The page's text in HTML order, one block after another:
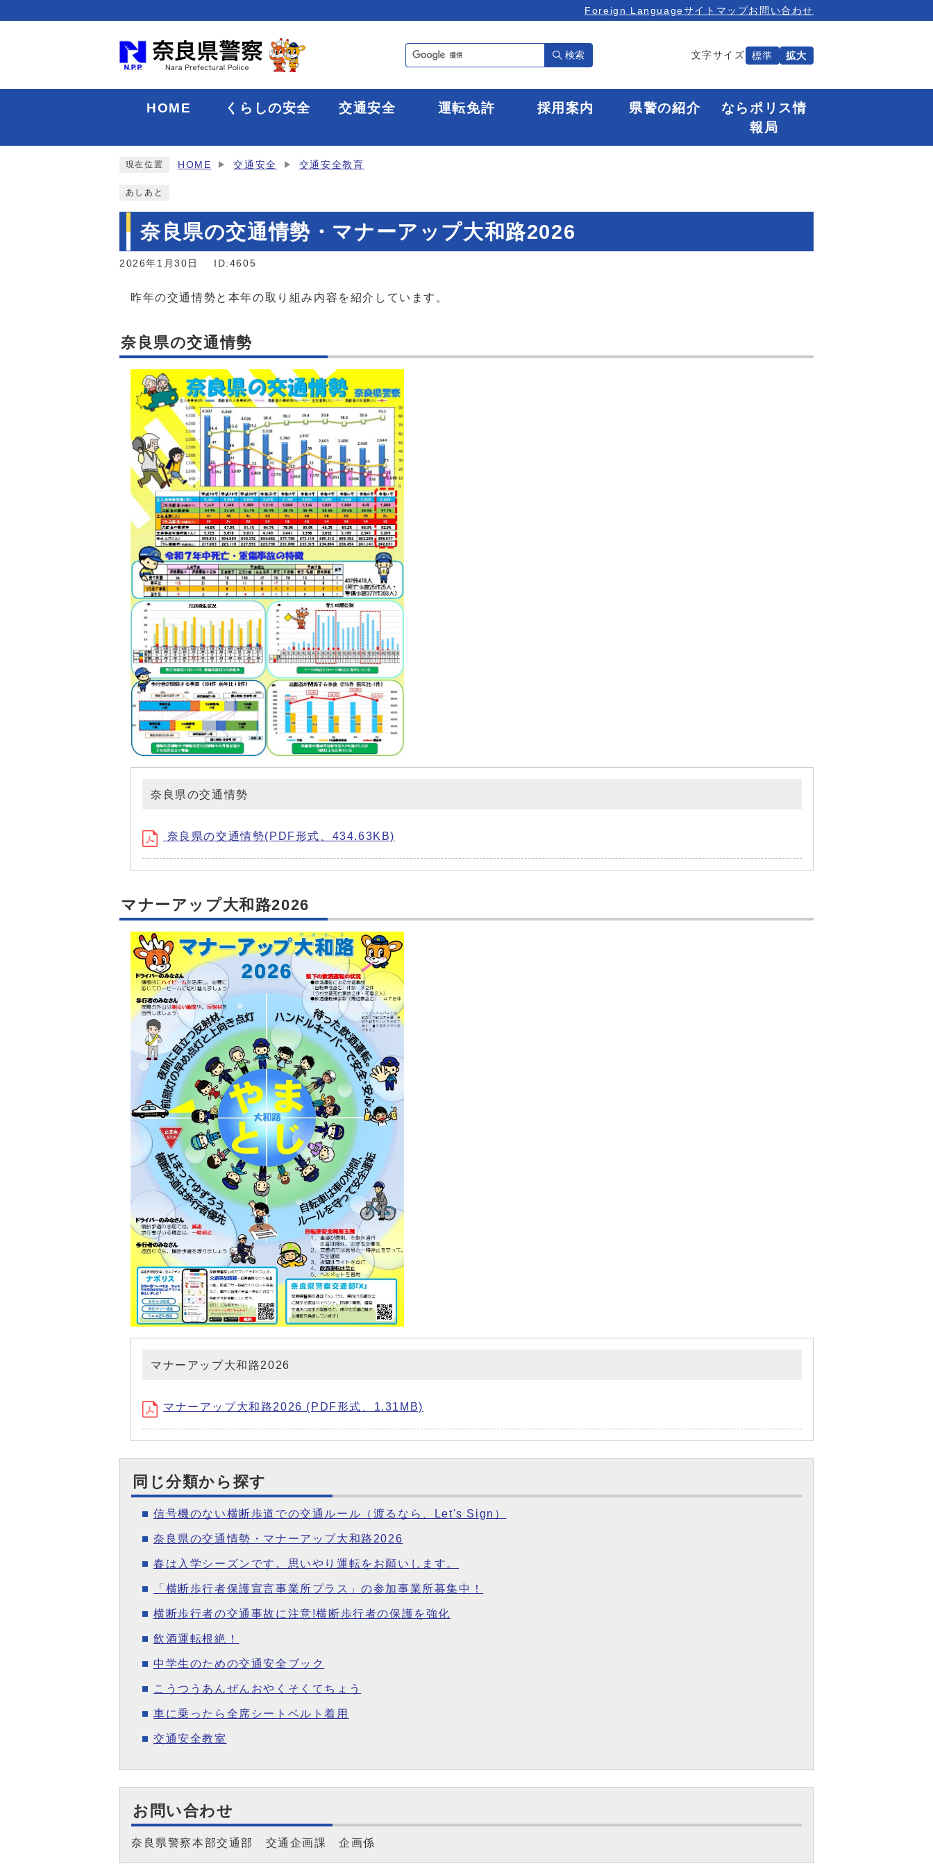
Foreign Languageサイトマップお問い合わせ
検索 文字サイズ 標準 拡大
HOME くらしの安全 交通安全 運転免許 採用案内 県警の紹介
ならポリス情
報局
現在位置 HOME 交通安全 交通安全教育
あしあと
奈良県の交通情勢・マナーアップ大和路2026
2026年1月30日 ID:4605
昨年の交通情勢と本年の取り組み内容を紹介しています。
奈良県の交通情勢
奈良県の交通情勢
奈良県の交通情勢(PDF形式、434.63KB)
マナーアップ大和路2026
マナーアップ大和路2026
マナーアップ大和路2026 (PDF形式、1.31MB)
同じ分類から探す
信号機のない横断歩道での交通ルール（渡るなら、Let's Sign）
奈良県の交通情勢・マナーアップ大和路2026
春は入学シーズンです。思いやり運転をお願いします。
「横断歩行者保護宣言事業所プラス」の参加事業所募集中！
横断歩行者の交通事故に注意!横断歩行者の保護を強化
飲酒運転根絶！
中学生のための交通安全ブック
こうつうあんぜんおやくそくてちょう
車に乗ったら全席シートベルト着用
交通安全教室
お問い合わせ
奈良県警察本部交通部 交通企画課 企画係